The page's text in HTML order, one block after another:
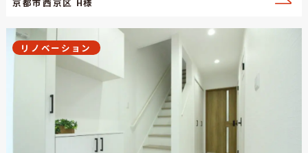
リノベーション